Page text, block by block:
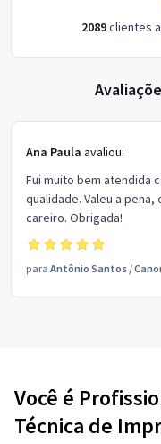
2089clientes
Ana Paula avaliou:
Fui muito bem atendida
qualidade. Valeu a
careiro. Obrigada!
para Antônio Santos /
Você é
Técnica de